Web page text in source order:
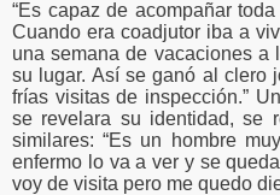
“Es capaz de acompañar
Cuando era coadjutor iba a
una semana de vacaciones a
su lugar. Así se ganó al clero
frías visitas de inspección.”
se revelara su identidad, se
similares: “Es un hombre
enfermo lo va a ver y se
voy de visita pero me quedo